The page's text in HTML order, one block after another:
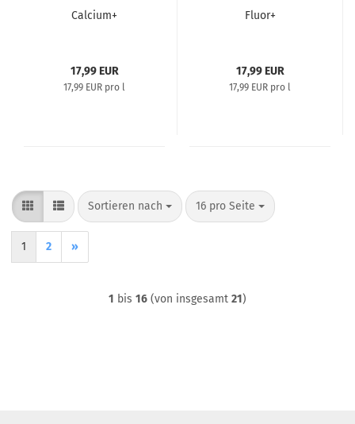
Calcium+
17,99 EUR
17,99 EUR pro l
Fluor+
17,99 EUR
17,99 EUR pro l
Sortieren nach
Sortieren nach 16 pro Seite
pro Seite
1 2 »
1 bis 16 (von insgesamt 21)